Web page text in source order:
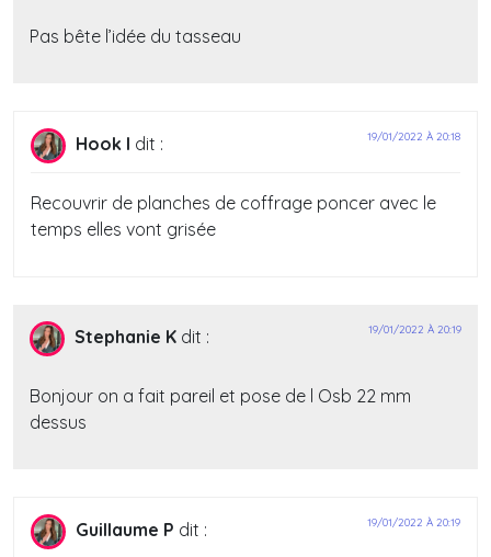
Pas bête l’idée du tasseau
Hook I dit : 19/01/2022 À 20:18
Recouvrir de planches de coffrage poncer avec le
temps elles vont grisée
Stephanie K dit : 19/01/2022 À 20:19
Bonjour on a fait pareil et pose de l Osb 22 mm
dessus
Guillaume P dit : 19/01/2022 À 20:19